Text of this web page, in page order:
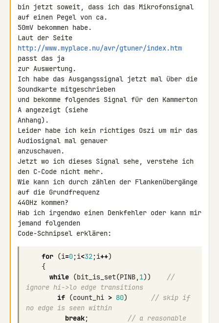
bin jetzt soweit, dass ich das Mikrofonsignal
auf einen Pegel von ca.
50mV bekommen habe.
http://www.myplace.nu/avr/gtuner/index.htm
passt das ja
zur Auswertung.
Ich habe das Ausgangssignal jetzt mal über die
Soundkarte mitgeschrieben
und bekomme folgendes Signal für den Kammerton
A angezeigt (siehe
Anhang).
Leider habe ich kein richtiges Oszi um mir das
Audiosignal mal genauer
anzuschauen.
Jetzt wo ich dieses Signal sehe, verstehe ich
den C-Code nicht mehr.
Wie kann ich durch zählen der Flankenübergänge
auf die Grundfrequenz
440Hz kommen?
Hab ich irgendwo einen Denkfehler oder kann mir
jemand folgenden
for (i=0;i<32;i++)
{
while (bit_is_set(PINB, 1))
//
ignore hi->lo edge transitions
if (count_hi > 80)
// skip if
no edge is seen within
break;
// a reasonable